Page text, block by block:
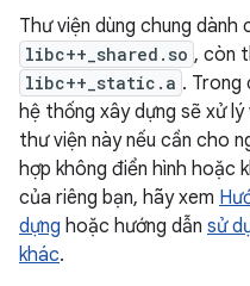
Thư viện dùng chung dành
libc++_shared.so , còn
libc++_static.a . Trong
hệ thống xây dựng sẽ xử
thư viện này nếu cần cho
hợp không điển hình hoặc
của riêng bạn, hãy xem
dựng hoặc hướng dẫn sử
khác.